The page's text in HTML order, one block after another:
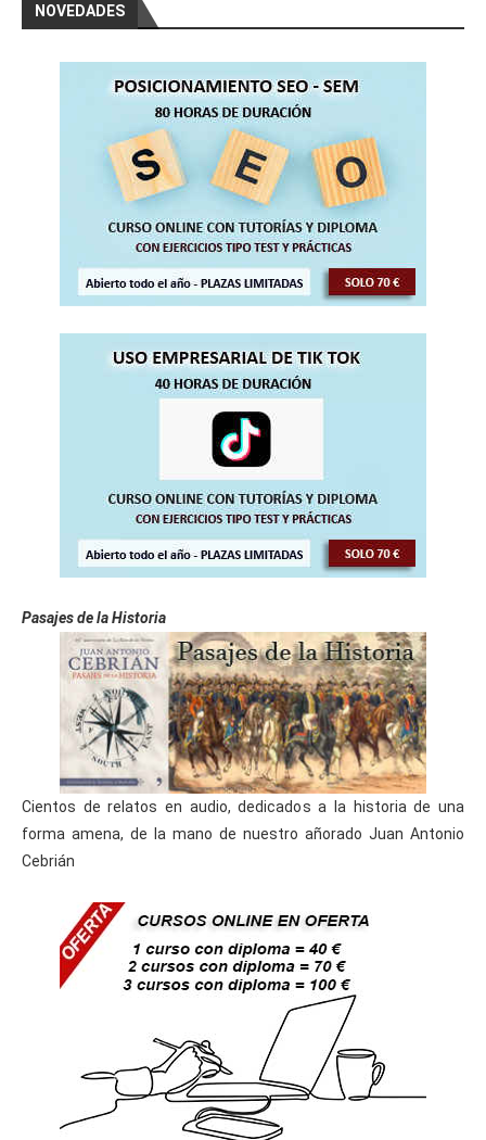
NOVEDADES
Pasajes de la Historia
Cientos de relatos en audio, dedicados a la historia de una
forma amena, de la mano de nuestro añorado Juan Antonio
Cebrián